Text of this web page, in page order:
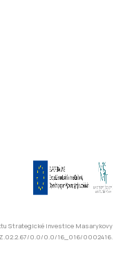
Strategické investice Masarykovy
0.0/0.0/16_016/0002416.